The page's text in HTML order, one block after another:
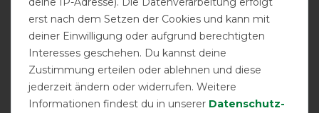
erst nach dem Setzen der Cookies und kann mit
deiner Einwilligung oder aufgrund berechtigten
Interesses geschehen. Du kannst deine
Zustimmung erteilen oder ablehnen und diese
jederzeit ändern oder widerrufen. Weitere
Informationen findest du in unserer Daten­schutz­